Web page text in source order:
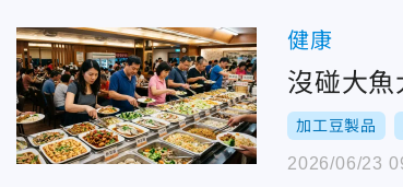
健康
沒碰大
加工豆製品
2026/06/23